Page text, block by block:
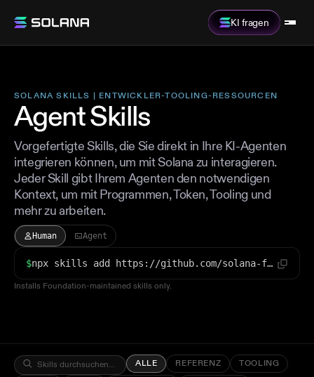
KI fragen
SOLANA SKILLS | ENTWICKLER-TOOLING-RESSOURCEN
Agent Skills
Vorgefertigte Skills, die Sie direkt in Ihre KI-Agenten
integrieren können, um mit Solana zu interagieren.
Jeder Skill gibt Ihrem Agenten den notwendigen
Kontext, um mit Programmen, Token, Tooling und
mehr zu arbeiten.
Human Agent
$ npx skills add https://github.com/solana-foundation/solana-dev-skill
Installs Foundation-maintained skills only.
ALLE REFERENZ
TOOLING